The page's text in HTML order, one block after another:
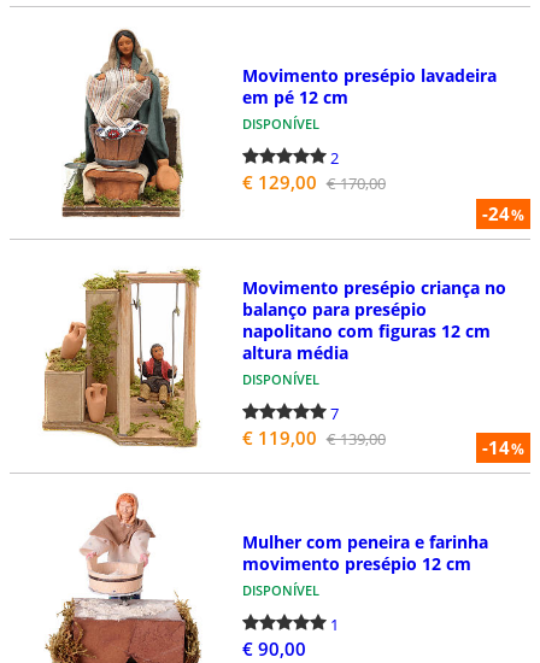
-24%
Movimento presépio lavadeira
em pé 12 cm
DISPONÍVEL
2
€ 129,00 € 170,00
-14%
Movimento presépio criança no
balanço para presépio
napolitano com figuras 12 cm
altura média
DISPONÍVEL
7
€ 119,00 € 139,00
Mulher com peneira e farinha
movimento presépio 12 cm
DISPONÍVEL
1
€ 90,00